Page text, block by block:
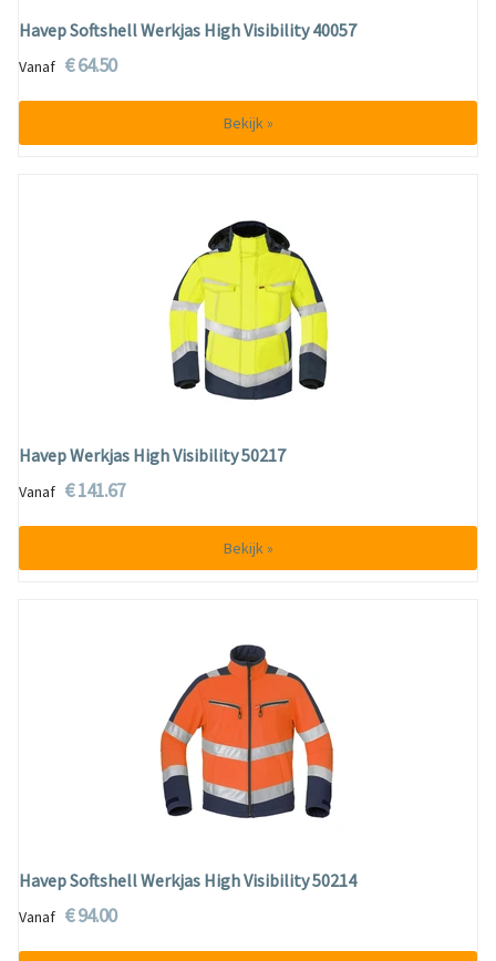
Havep Softshell Werkjas High Visibility 40057
Vanaf € 64.50
Bekijk »
Havep Werkjas High Visibility 50217
Vanaf € 141.67
Bekijk »
Havep Softshell Werkjas High Visibility 50214
Vanaf € 94.00